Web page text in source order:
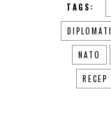
TAGS:
NATO